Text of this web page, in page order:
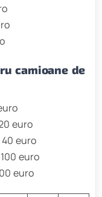
camioane de
euro
40 euro
euro
euro